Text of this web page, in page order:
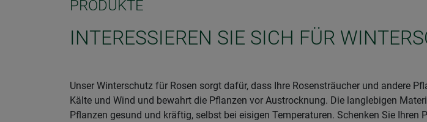
PRODUKTE
INTERESSIEREN SIE SICH FÜR
Unser Winterschutz für Rosen sorgt dafür, dass Ihre Rosensträucher und andere
Kälte und Wind und bewahrt die Pflanzen vor Austrocknung. Die langlebigen
Pflanzen gesund und kräftig, selbst bei eisigen Temperaturen. Schenken Sie